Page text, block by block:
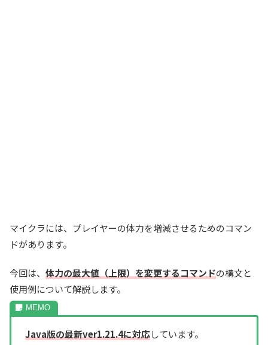
マイクラには、プレイヤーの体力を増減させるためのコマン
ドがあります。
今回は、 体力の最大値（上限）を変更するコマンドの構文と
使用例について解説します。
Java版の最新ver1.21.4に対応しています。